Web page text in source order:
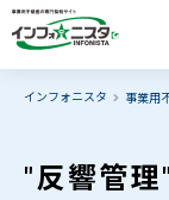
インフォニスタ 事業用
"反響管理